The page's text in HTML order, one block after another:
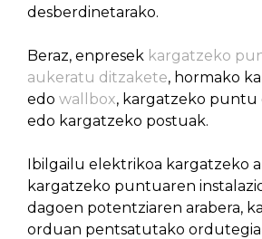
desberdinetarako.
Beraz, enpresek kargatzeko
aukeratu ditzakete, hormako
edo wallbox, kargatzeko puntu
edo kargatzeko postuak.
Ibilgailu elektrikoa kargatzeko
kargatzeko puntuaren
dagoen potentziaren arabera,
orduan pentsatutako